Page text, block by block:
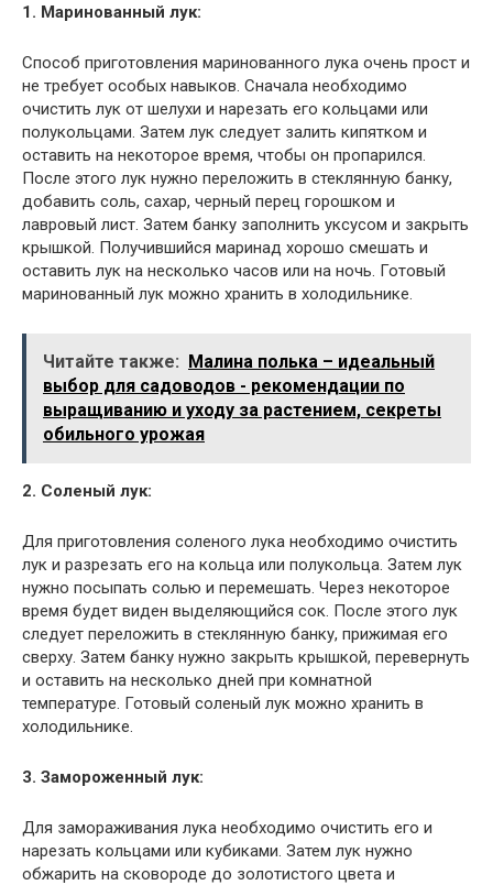
1. Маринованный лук:
Способ приготовления маринованного лука очень прост и
не требует особых навыков. Сначала необходимо
очистить лук от шелухи и нарезать его кольцами или
полукольцами. Затем лук следует залить кипятком и
оставить на некоторое время, чтобы он пропарился.
После этого лук нужно переложить в стеклянную банку,
добавить соль, сахар, черный перец горошком и
лавровый лист. Затем банку заполнить уксусом и закрыть
крышкой. Получившийся маринад хорошо смешать и
оставить лук на несколько часов или на ночь. Готовый
маринованный лук можно хранить в холодильнике.
Читайте также: Малина полька – идеальный
выбор для садоводов - рекомендации по
выращиванию и уходу за растением, секреты
обильного урожая
2. Соленый лук:
Для приготовления соленого лука необходимо очистить
лук и разрезать его на кольца или полукольца. Затем лук
нужно посыпать солью и перемешать. Через некоторое
время будет виден выделяющийся сок. После этого лук
следует переложить в стеклянную банку, прижимая его
сверху. Затем банку нужно закрыть крышкой, перевернуть
и оставить на несколько дней при комнатной
температуре. Готовый соленый лук можно хранить в
холодильнике.
3. Замороженный лук:
Для замораживания лука необходимо очистить его и
нарезать кольцами или кубиками. Затем лук нужно
обжарить на сковороде до золотистого цвета и